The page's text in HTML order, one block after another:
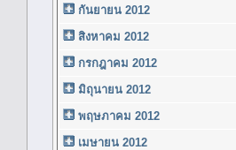
กันยายน 2012
สิงหาคม 2012
กรกฎาคม 2012
มิถุนายน 2012
พฤษภาคม 2012
เมษายน 2012